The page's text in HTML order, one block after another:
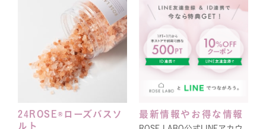
24ROSE®ローズバスソ
ルト
最新情報やお得な情報